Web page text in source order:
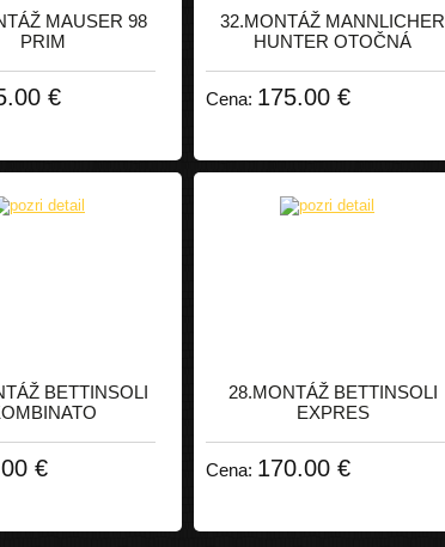
MAUSER 98
PRIM
€
32.MONTÁŽ MANNLICHER
HUNTER OTOČNÁ
Cena: 175.00 €
BETTINSOLI
€
28.MONTÁŽ BETTINSOLI
EXPRES
Cena: 170.00 €